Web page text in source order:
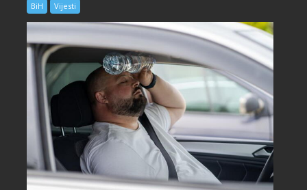
BiH Vijesti